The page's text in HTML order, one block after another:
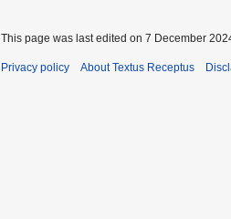
This page was last edited on 7 December
Privacy policy About Textus Receptus